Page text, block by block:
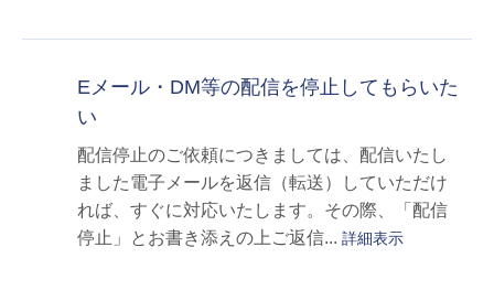
Eメール・DM等の配信を停止してもらいた
い
配信停止のご依頼につきましては、配信いたし
ました電子メールを返信（転送）していただけ
れば、すぐに対応いたします。その際、「配信
停止」とお書き添えの上ご返信... 詳細表示